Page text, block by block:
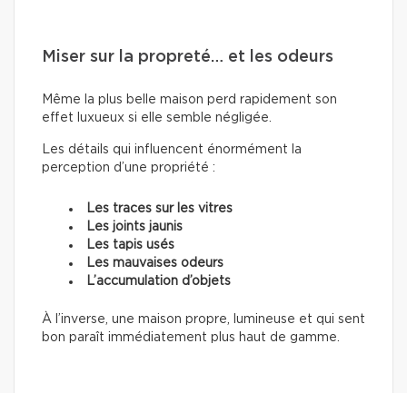
Miser sur la propreté… et les odeurs
Même la plus belle maison perd rapidement son
effet luxueux si elle semble négligée.
Les détails qui influencent énormément la
perception d’une propriété :
Les traces sur les vitres
Les joints jaunis
Les tapis usés
Les mauvaises odeurs
L’accumulation d’objets
À l’inverse, une maison propre, lumineuse et qui sent
bon paraît immédiatement plus haut de gamme.